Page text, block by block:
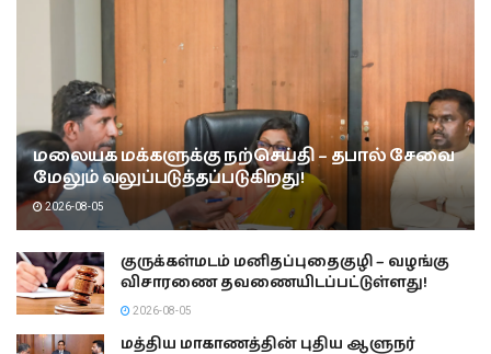
மலையக மக்களுக்கு நற்செய்தி – தபால் சேவை
மேலும் வலுப்படுத்தப்படுகிறது!
2026-08-05
குருக்கள்மடம் மனிதப்புதைகுழி – வழங்கு
விசாரணை தவணையிடப்பட்டுள்ளது!
2026-08-05
மத்திய மாகாணத்தின் புதிய ஆளுநர்